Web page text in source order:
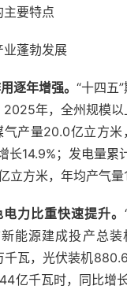
要特点
业蓬勃发展
逐年增强。 “十四五
年，全州规模以
产量20.0亿立方米
14.9%；发电量
方米，年均产气量
力比重快速提升。
能源建成投产总
瓦，光伏装机
亿千瓦时，同比增